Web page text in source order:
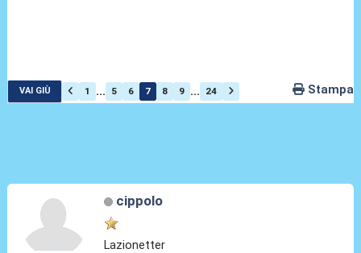
VAI GIÙ 1 ... 5 6 7 8 9 ... 24 Stampa
cippolo
Lazionetter